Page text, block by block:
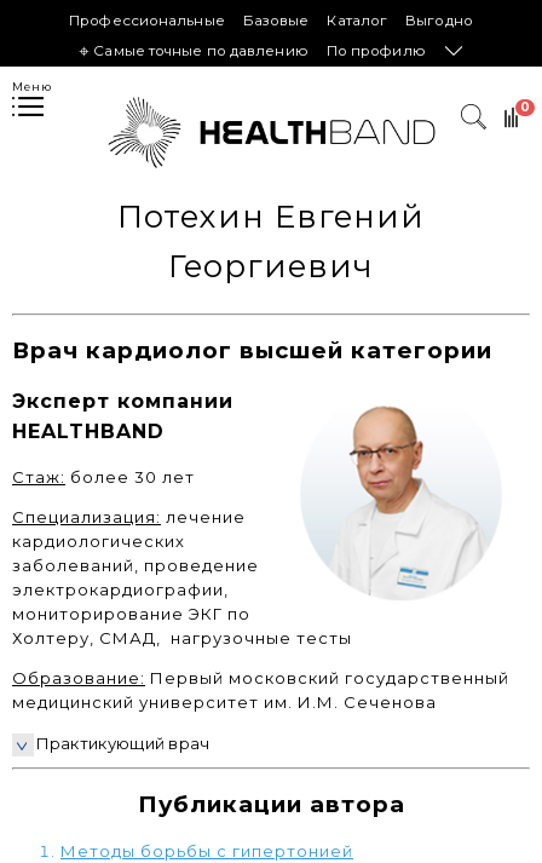
Профессиональные Базовые Каталог
Выгодно
𖦏 Самые точные по давлению
По профилю
Меню
0
Потехин Евгений
Георгиевич
Врач кардиолог высшей категории
Эксперт компании
HEALTHBAND
Стаж: более 30 лет
Специализация: лечение
кардиологических
заболеваний, проведение
электрокардиографии,
мониторирование ЭКГ по
Холтеру, СМАД, нагрузочные тесты
Образование: Первый московский государственный
медицинский университет им. И.М. Сеченова
Практикующий врач
Публикации автора
Методы борьбы с гипертонией